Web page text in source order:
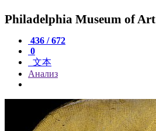
Philadelphia Museum of Art
436 / 672
0
文本
Анализ